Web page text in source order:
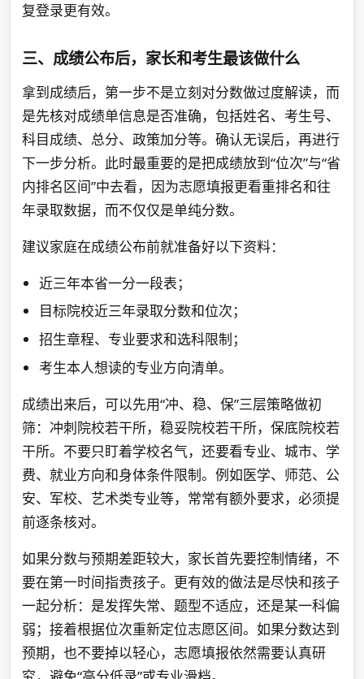
复登录更有效。
三、成绩公布后，家长和考生最该做什么
拿到成绩后，第一步不是立刻对分数做过度解读，而
是先核对成绩单信息是否准确，包括姓名、考生号、
科目成绩、总分、政策加分等。确认无误后，再进行
下一步分析。此时最重要的是把成绩放到“位次”与“省
内排名区间”中去看，因为志愿填报更看重排名和往
年录取数据，而不仅仅是单纯分数。
建议家庭在成绩公布前就准备好以下资料：
近三年本省一分一段表；
目标院校近三年录取分数和位次；
招生章程、专业要求和选科限制；
考生本人想读的专业方向清单。
成绩出来后，可以先用“冲、稳、保”三层策略做初
筛：冲刺院校若干所，稳妥院校若干所，保底院校若
干所。不要只盯着学校名气，还要看专业、城市、学
费、就业方向和身体条件限制。例如医学、师范、公
安、军校、艺术类专业等，常常有额外要求，必须提
前逐条核对。
如果分数与预期差距较大，家长首先要控制情绪，不
要在第一时间指责孩子。更有效的做法是尽快和孩子
一起分析：是发挥失常、题型不适应，还是某一科偏
弱；接着根据位次重新定位志愿区间。如果分数达到
预期，也不要掉以轻心，志愿填报依然需要认真研